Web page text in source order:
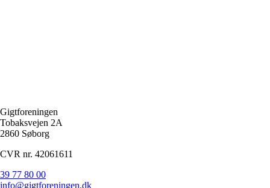
Gigtforeningen
Tobaksvejen 2A
2860 Søborg
CVR nr. 42061611
39 77 80 00
info@gigtforeningen.dk